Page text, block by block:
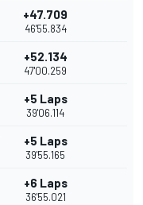
+47.709
46'55.834
+52.134
47'00.259
+5 Laps
39'06.114
+5 Laps
39'55.165
+6 Laps
36'55.021